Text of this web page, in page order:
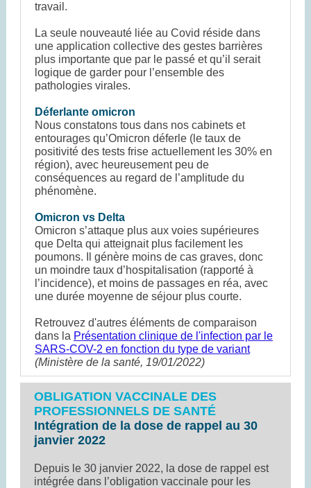
travail.
La seule nouveauté liée au Covid réside dans
une application collective des gestes barrières
plus importante que par le passé et qu’il serait
logique de garder pour l’ensemble des
pathologies virales.
Déferlante omicron
Nous constatons tous dans nos cabinets et
entourages qu’Omicron déferle (le taux de
positivité des tests frise actuellement les 30% en
région), avec heureusement peu de
conséquences au regard de l’amplitude du
phénomène.
Omicron vs Delta
Omicron s’attaque plus aux voies supérieures
que Delta qui atteignait plus facilement les
poumons. Il génère moins de cas graves, donc
un moindre taux d’hospitalisation (rapporté à
l’incidence), et moins de passages en réa, avec
une durée moyenne de séjour plus courte.
Retrouvez d'autres éléments de comparaison
dans la Présentation clinique de l'infection par le
SARS-COV-2 en fonction du type de variant
(Ministère de la santé, 19/01/2022)
OBLIGATION VACCINALE DES
PROFESSIONNELS DE SANTÉ
Intégration de la dose de rappel au 30
janvier 2022
Depuis le 30 janvier 2022, la dose de rappel est
intégrée dans l’obligation vaccinale pour les